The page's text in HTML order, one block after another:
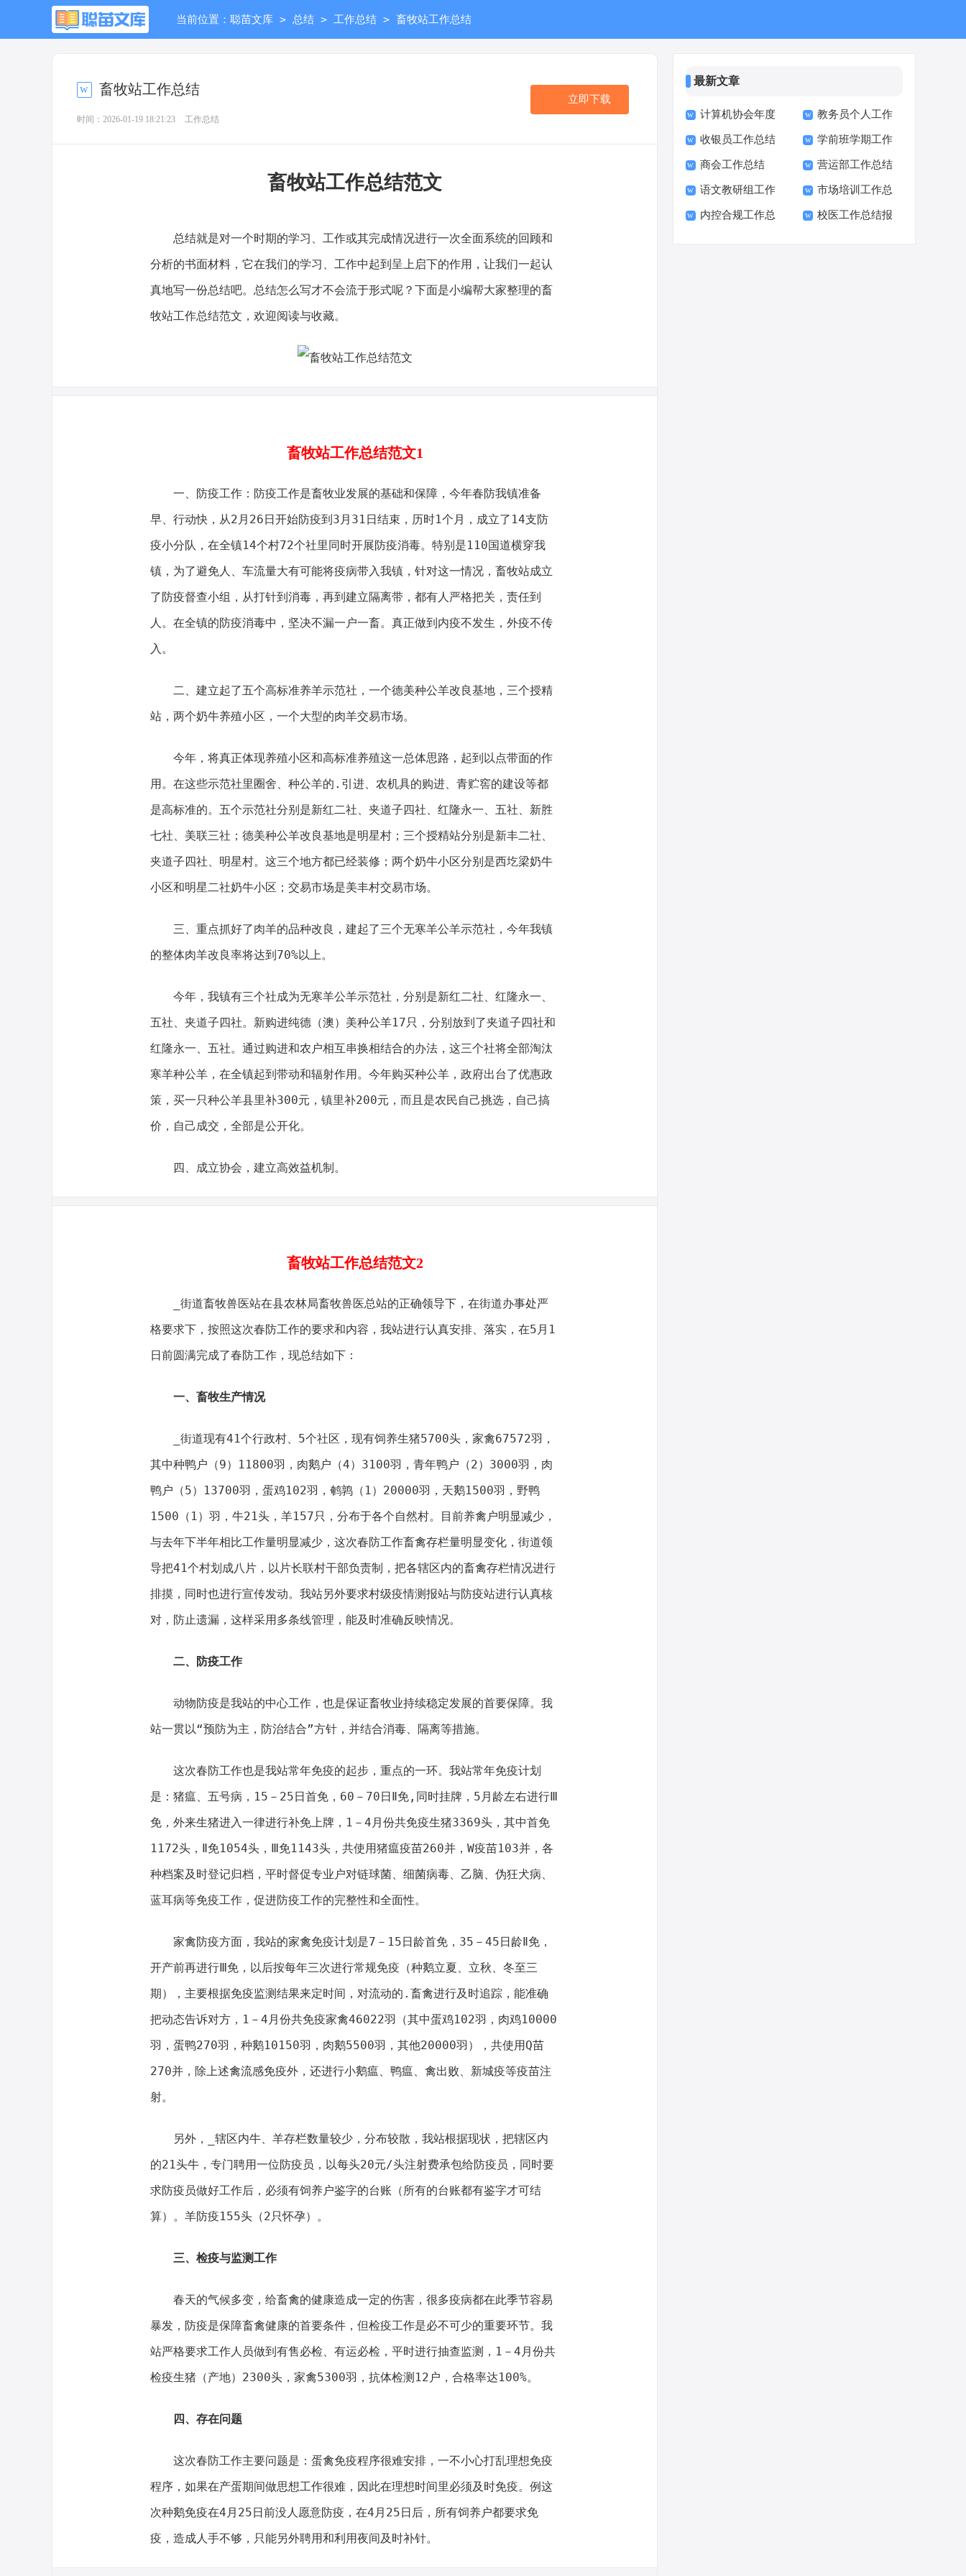
当前位置： 聪苗文库 > 总结 > 工作总结 > 畜牧站工作总结
畜牧站工作总结
时间：2026-01-19 18:21:23 工作总结
立即下载
畜牧站工作总结范文
总结就是对一个时期的学习、工作或其完成情况进行一次全面系统的回顾和
分析的书面材料，它在我们的学习、工作中起到呈上启下的作用，让我们一起认
真地写一份总结吧。总结怎么写才不会流于形式呢？下面是小编帮大家整理的畜
牧站工作总结范文，欢迎阅读与收藏。
畜牧站工作总结范文1
一、防疫工作：防疫工作是畜牧业发展的基础和保障，今年春防我镇准备
早、行动快，从2月26日开始防疫到3月31日结束，历时1个月，成立了14支防
疫小分队，在全镇14个村72个社里同时开展防疫消毒。特别是110国道横穿我
镇，为了避免人、车流量大有可能将疫病带入我镇，针对这一情况，畜牧站成立
了防疫督查小组，从打针到消毒，再到建立隔离带，都有人严格把关，责任到
人。在全镇的防疫消毒中，坚决不漏一户一畜。真正做到内疫不发生，外疫不传
入。
二、建立起了五个高标准养羊示范社，一个德美种公羊改良基地，三个授精
站，两个奶牛养殖小区，一个大型的肉羊交易市场。
今年，将真正体现养殖小区和高标准养殖这一总体思路，起到以点带面的作
用。在这些示范社里圈舍、种公羊的.引进、农机具的购进、青贮窖的建设等都
是高标准的。五个示范社分别是新红二社、夹道子四社、红隆永一、五社、新胜
七社、美联三社；德美种公羊改良基地是明星村；三个授精站分别是新丰二社、
夹道子四社、明星村。这三个地方都已经装修；两个奶牛小区分别是西圪梁奶牛
小区和明星二社奶牛小区；交易市场是美丰村交易市场。
三、重点抓好了肉羊的品种改良，建起了三个无寒羊公羊示范社，今年我镇
的整体肉羊改良率将达到70%以上。
今年，我镇有三个社成为无寒羊公羊示范社，分别是新红二社、红隆永一、
五社、夹道子四社。新购进纯德（澳）美种公羊17只，分别放到了夹道子四社和
红隆永一、五社。通过购进和农户相互串换相结合的办法，这三个社将全部淘汰
寒羊种公羊，在全镇起到带动和辐射作用。今年购买种公羊，政府出台了优惠政
策，买一只种公羊县里补300元，镇里补200元，而且是农民自己挑选，自己搞
价，自己成交，全部是公开化。
四、成立协会，建立高效益机制。
畜牧站工作总结范文2
_街道畜牧兽医站在县农林局畜牧兽医总站的正确领导下，在街道办事处严
格要求下，按照这次春防工作的要求和内容，我站进行认真安排、落实，在5月1
日前圆满完成了春防工作，现总结如下：
一、畜牧生产情况
_街道现有41个行政村、5个社区，现有饲养生猪5700头，家禽67572羽，
其中种鸭户（9）11800羽，肉鹅户（4）3100羽，青年鸭户（2）3000羽，肉
鸭户（5）13700羽，蛋鸡102羽，鹌鹑（1）20000羽，天鹅1500羽，野鸭
1500（1）羽，牛21头，羊157只，分布于各个自然村。目前养禽户明显减少，
与去年下半年相比工作量明显减少，这次春防工作畜禽存栏量明显变化，街道领
导把41个村划成八片，以片长联村干部负责制，把各辖区内的畜禽存栏情况进行
排摸，同时也进行宣传发动。我站另外要求村级疫情测报站与防疫站进行认真核
对，防止遗漏，这样采用多条线管理，能及时准确反映情况。
二、防疫工作
动物防疫是我站的中心工作，也是保证畜牧业持续稳定发展的首要保障。我
站一贯以“预防为主，防治结合”方针，并结合消毒、隔离等措施。
这次春防工作也是我站常年免疫的起步，重点的一环。我站常年免疫计划
是：猪瘟、五号病，15－25日首免，60－70日Ⅱ免,同时挂牌，5月龄左右进行Ⅲ
免，外来生猪进入一律进行补免上牌，1－4月份共免疫生猪3369头，其中首免
1172头，Ⅱ免1054头，Ⅲ免1143头，共使用猪瘟疫苗260并，W疫苗103并，各
种档案及时登记归档，平时督促专业户对链球菌、细菌病毒、乙脑、伪狂犬病、
蓝耳病等免疫工作，促进防疫工作的完整性和全面性。
家禽防疫方面，我站的家禽免疫计划是7－15日龄首免，35－45日龄Ⅱ免，
开产前再进行Ⅲ免，以后按每年三次进行常规免疫（种鹅立夏、立秋、冬至三
期），主要根据免疫监测结果来定时间，对流动的.畜禽进行及时追踪，能准确
把动态告诉对方，1－4月份共免疫家禽46022羽（其中蛋鸡102羽，肉鸡10000
羽，蛋鸭270羽，种鹅10150羽，肉鹅5500羽，其他20000羽），共使用Q苗
270并，除上述禽流感免疫外，还进行小鹅瘟、鸭瘟、禽出败、新城疫等疫苗注
射。
另外，_辖区内牛、羊存栏数量较少，分布较散，我站根据现状，把辖区内
的21头牛，专门聘用一位防疫员，以每头20元/头注射费承包给防疫员，同时要
求防疫员做好工作后，必须有饲养户鉴字的台账（所有的台账都有鉴字才可结
算）。羊防疫155头（2只怀孕）。
三、检疫与监测工作
春天的气候多变，给畜禽的健康造成一定的伤害，很多疫病都在此季节容易
暴发，防疫是保障畜禽健康的首要条件，但检疫工作是必不可少的重要环节。我
站严格要求工作人员做到有售必检、有运必检，平时进行抽查监测，1－4月份共
检疫生猪（产地）2300头，家禽5300羽，抗体检测12户，合格率达100%。
四、存在问题
这次春防工作主要问题是：蛋禽免疫程序很难安排，一不小心打乱理想免疫
程序，如果在产蛋期间做思想工作很难，因此在理想时间里必须及时免疫。例这
次种鹅免疫在4月25日前没人愿意防疫，在4月25日后，所有饲养户都要求免
疫，造成人手不够，只能另外聘用和利用夜间及时补针。
最新文章
计算机协会年度
工作总结
教务员个人工作
总结
收银员工作总结
及不足
学前班学期工作
总结
商会工作总结 营运部工作总结
语文教研组工作
总结
市场培训工作总
结
内控合规工作总 校医工作总结报